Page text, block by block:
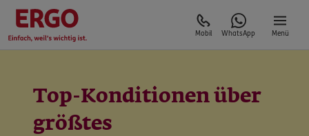
Mobil WhatsApp Menü
Top-Konditionen über
größtes